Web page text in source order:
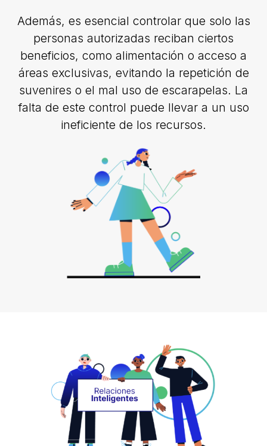
Además, es esencial controlar que solo las
personas autorizadas reciban ciertos
beneficios, como alimentación o acceso a
áreas exclusivas, evitando la repetición de
suvenires o el mal uso de escarapelas. La
falta de este control puede llevar a un uso
ineficiente de los recursos.